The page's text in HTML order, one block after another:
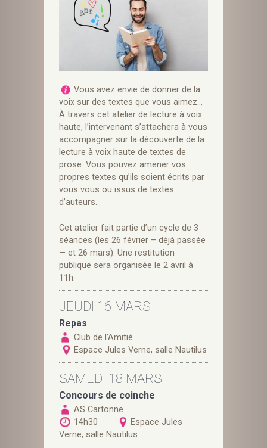
Vous avez envie de donner de la
voix sur des textes que vous aimez…
À travers cet atelier de lecture à voix
haute, l’intervenant s’attachera à vous
accompagner sur la découverte de la
lecture à voix haute de textes de
prose. Vous pouvez amener vos
propres textes qu’ils soient écrits par
vous vous ou issus de textes
d’auteurs.
Cet atelier fait partie d’un cycle de 3
séances (les 26 février – déjà passée
— et 26 mars). Une restitution
publique sera organisée le 2 avril à
11h.
JEUDI 16 MARS
Repas
Club de l’Amitié
Espace Jules Verne, salle Nautilus
SAMEDI 18 MARS
Concours de coinche
AS Cartonne
14h30
Espace Jules
Verne, salle Nautilus